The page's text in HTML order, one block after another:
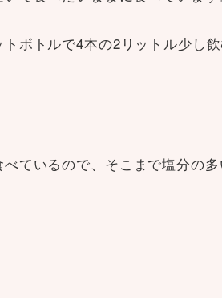
ボトルで4本の2リットル少し
ているので、そこまで塩分の